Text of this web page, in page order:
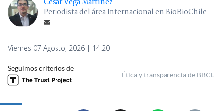
César Vega Martínez
Periodista del área Internacional en BioBioChile
Viernes 07 Agosto, 2026 | 14:20
Seguimos criterios de
Ética y transparencia de BBCL